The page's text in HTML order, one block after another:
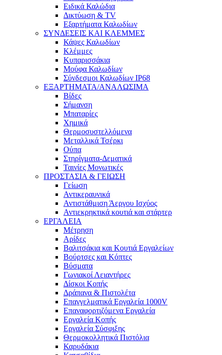
Ειδικά Καλώδια
Δικτύωση & TV
Εξαρτήματα Καλωδίων
ΣΥΝΔΕΣΕΙΣ ΚΑΙ ΚΛΕΜΜΕΣ
Κάψες Καλωδίων
Κλέμμες
Κυπαρισσάκια
Μούφα Καλωδίων
Σύνδεσμοι Καλωδίων IP68
ΕΞΑΡΤΗΜΑΤΑ/ΑΝΑΛΩΣΙΜΑ
Βίδες
Σήμανση
Μπαταρίες
Χημικά
Θερμοσυστελλόμενα
Μεταλλικά Τσέρκι
Ούπα
Στηρίγματα-Δεματικά
Ταινίες Μονωτικές
ΠΡΟΣΤΑΣΙΑ & ΓΕΙΩΣΗ
Γείωση
Αντικεραυνικά
Αντιστάθμιση Άεργου Ισχύος
Αντιεκρηκτικά κουτιά και στάρτερ
ΕΡΓΑΛΕΙΑ
Μέτρηση
Αρίδες
Βαλιτσάκια και Κουτιά Εργαλείων
Βούρτσες και Κόπτες
Βύσματα
Γωνιακοί Λειαντήρες
Δίσκοι Κοπής
Δράπανα & Πιστολέτα
Επαγγελματικά Εργαλεία 1000V
Επαναφορτιζόμενα Εργαλεία
Εργαλεία Κοπής
Εργαλεία Σύσφιξης
Θερμοκολλητικά Πιστόλια
Καρυδάκια